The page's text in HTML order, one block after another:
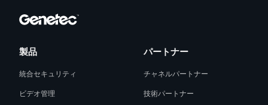
製品
統合セキュリティ
ビデオ管理
パートナー
チャネルパートナー
技術パートナー